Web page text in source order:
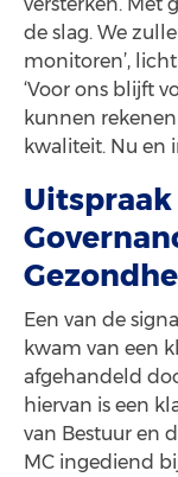
de slag. We
monitoren’,
‘Voor ons blijft
kunnen
kwaliteit. Nu en
Uitspraak
Een van de
kwam van een
afgehandeld
hiervan is een
van Bestuur en
MC ingediend